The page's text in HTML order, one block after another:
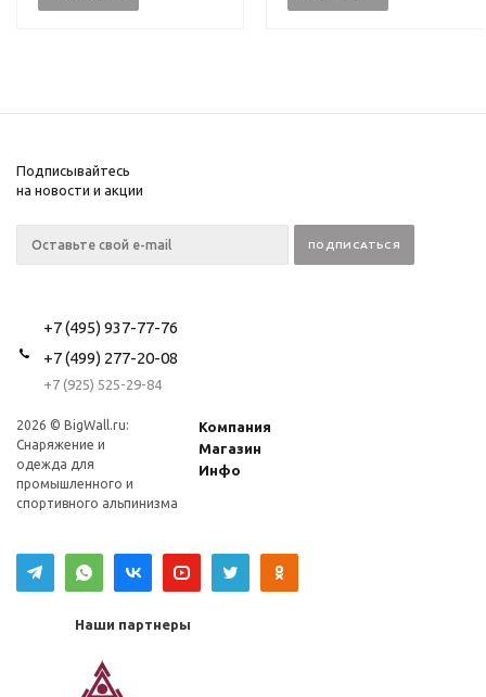
Подписывайтесь
на новости и акции
+7 (495) 937-77-76
+7 (499) 277-20-08
+7 (925) 525-29-84
2026 © BigWall.ru:
Снаряжение и
одежда для
промышленного и
спортивного альпинизма
Компания
Магазин
Инфо
Наши партнеры